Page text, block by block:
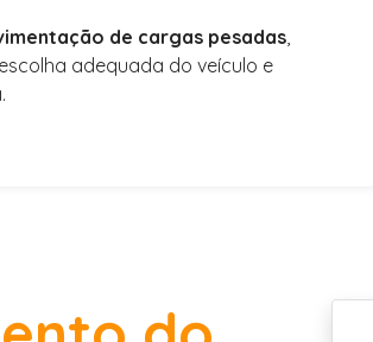
de cargas pesadas
adequada do veículo e